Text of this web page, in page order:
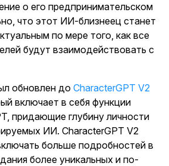
о его предпринимательском
что этот ИИ-близнеец станет
по мере того, как все
будут взаимодействовать с
обновлен до CharacterGPT V2
включает в себя функции
придающие глубину личности
ИИ. CharacterGPT V2
больше подробностей в
более уникальных и по-